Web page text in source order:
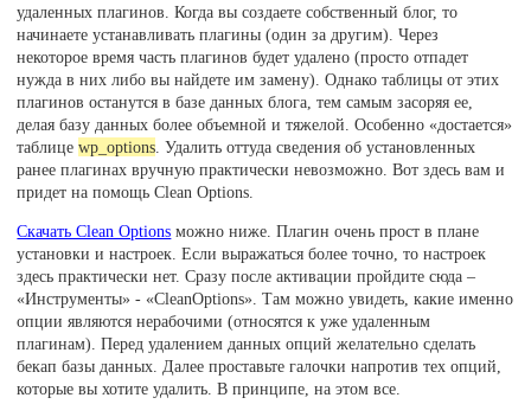
удаленных плагинов. Когда вы создаете собственный блог, то
начинаете устанавливать плагины (один за другим). Через
некоторое время часть плагинов будет удалено (просто отпадет
нужда в них либо вы найдете им замену). Однако таблицы от этих
плагинов останутся в базе данных блога, тем самым засоряя ее,
делая базу данных более объемной и тяжелой. Особенно «достается»
таблицеwp_options . Удалить оттуда сведения об установленных
ранее плагинах вручную практически невозможно. Вот здесь вам и
придет на помощь Clean Options.
Скачать Clean Options можно ниже. Плагин очень прост в плане
установки и настроек. Если выражаться более точно, то настроек
здесь практически нет. Сразу после активации пройдите сюда –
«Инструменты» - «CleanOptions». Там можно увидеть, какие именно
опции являются нерабочими (относятся к уже удаленным
плагинам). Перед удалением данных опций желательно сделать
бекап базы данных. Далее проставьте галочки напротив тех опций,
которые вы хотите удалить. В принципе, на этом все.